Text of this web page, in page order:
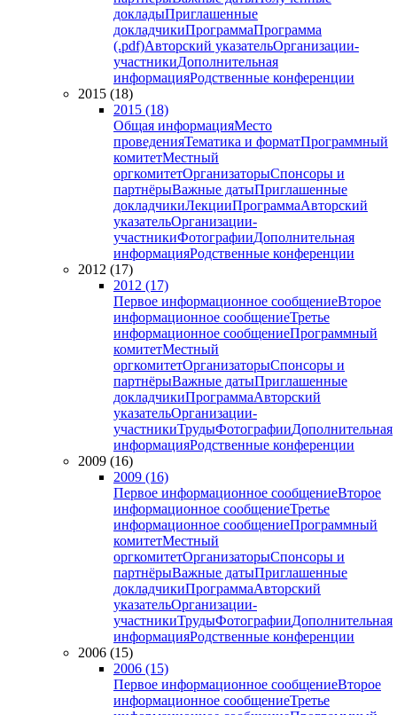
докладыПриглашенные
докладчикиПрограммаПрограмма
(.pdf)Авторский указательОрганизации-
участникиДополнительная
информацияРодственные конференции
2015 (18)
2015 (18)
Общая информацияМесто
проведенияТематика и форматПрограммный
комитетМестный
оргкомитетОрганизаторыСпонсоры и
партнёрыВажные датыПриглашенные
докладчикиЛекцииПрограммаАвторский
указательОрганизации-
участникиФотографииДополнительная
информацияРодственные конференции
2012 (17)
2012 (17)
Первое информационное сообщениеВторое
информационное сообщениеТретье
информационное сообщениеПрограммный
комитетМестный
оргкомитетОрганизаторыСпонсоры и
партнёрыВажные датыПриглашенные
докладчикиПрограммаАвторский
указательОрганизации-
участникиТрудыФотографииДополнительная
информацияРодственные конференции
2009 (16)
2009 (16)
Первое информационное сообщениеВторое
информационное сообщениеТретье
информационное сообщениеПрограммный
комитетМестный
оргкомитетОрганизаторыСпонсоры и
партнёрыВажные датыПриглашенные
докладчикиПрограммаАвторский
указательОрганизации-
участникиТрудыФотографииДополнительная
информацияРодственные конференции
2006 (15)
2006 (15)
Первое информационное сообщениеВторое
информационное сообщениеТретье